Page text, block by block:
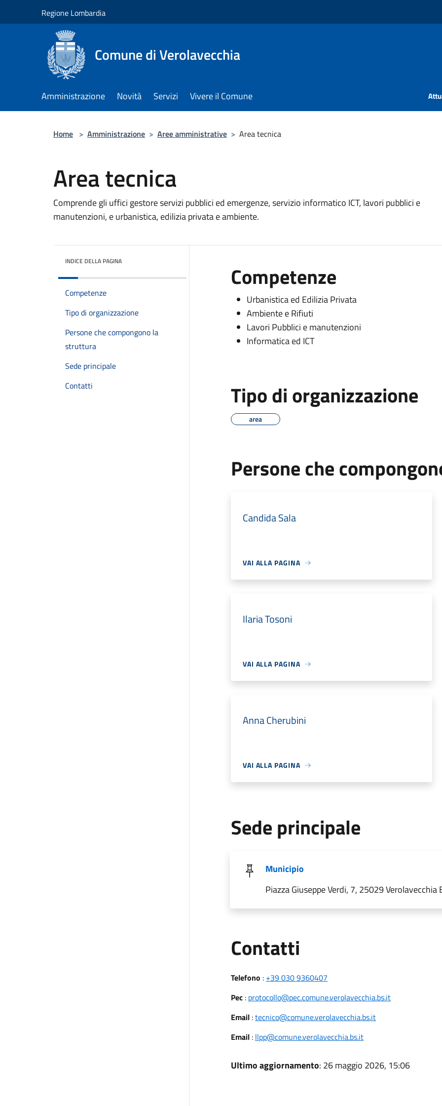
Regione Lombardia
Comune di Verolavecchia
Amministrazione Novità Servizi Vivere il Comune
Home > Amministrazione > Aree amministrative > Area tecnica
Area tecnica
Comprende gli uffici gestore servizi pubblici ed emergenze, servizio informatico ICT, lavori pubblici e
manutenzioni, e urbanistica, edilizia privata e ambiente.
INDICE DELLA PAGINA
Competenze
Tipo di organizzazione
Persone che compongono la
struttura
Sede principale
Contatti
Competenze
Urbanistica ed Edilizia Privata
Ambiente e Rifiuti
Lavori Pubblici e manutenzioni
Informatica ed ICT
Tipo di organizzazione
area
Persone che
Candida Sala
VAI ALLA PAGINA
Ilaria Tosoni
VAI ALLA PAGINA
Anna Cherubini
VAI ALLA PAGINA
Sede principale
Municipio
Piazza Giuseppe Verdi, 7, 25029 Verolavecchia
Contatti
Telefono : +39 030 9360407
Pec: protocollo@pec.comune.verolavecchia.bs.it
Email:tecnico@comune.verolavecchia.bs.it
Email: llpp@comune.verolavecchia.bs.it
Ultimo aggiornamento: 26 maggio 2026, 15:06